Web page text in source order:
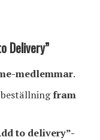
Delivery”
medlemmar.
beställningfram
to delivery”-